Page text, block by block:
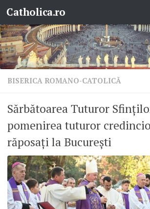
Skip to content
Catholica.ro
BISERICA ROMANO-CATOLICĂ
Sărbătoarea Tuturor
pomenirea tuturor
răposați la București